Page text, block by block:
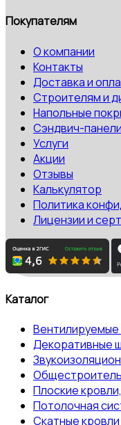
Покупателям
О компании
Контакты
Доставка и
Строителям и
Напольные
Сэндвич-панели
Услуги
Акции
Отзывы
Калькулятор
Политика
Лицензии и
Каталог
Декоративные
Плоские
Потолочная
Скатные кровли